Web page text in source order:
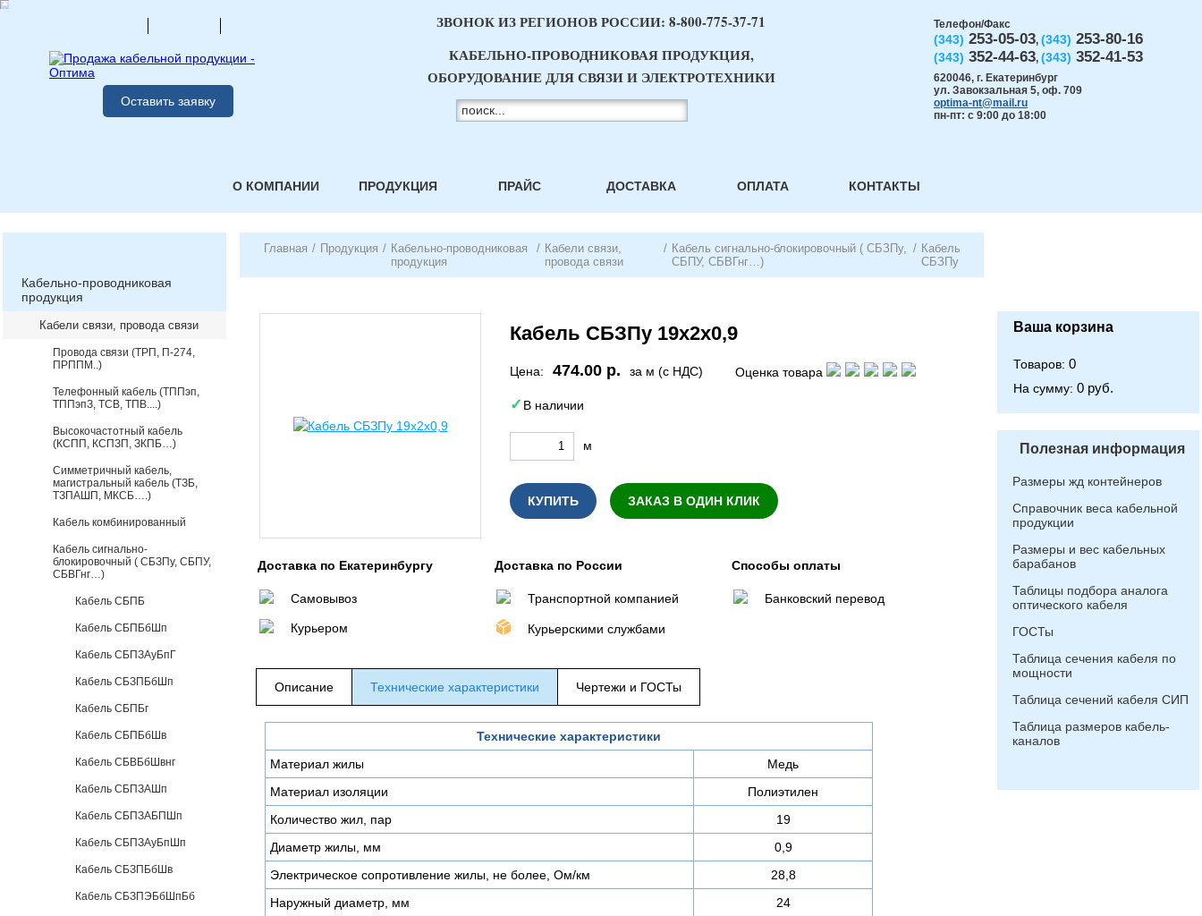
Оставить заявку
Телефон/Факс
(343) 253-05-03, (343) 253-80-16
(343) 352-44-63, (343) 352-41-53
620046, г. Екатеринбург
ул. Завокзальная 5, оф. 709
optima-nt@mail.ru
пн-пт: с 9:00 до 18:00
ЗВОНОК ИЗ РЕГИОНОВ РОССИИ: 8-800-775-37-71
КАБЕЛЬНО-ПРОВОДНИКОВАЯ ПРОДУКЦИЯ,
ОБОРУДОВАНИЕ ДЛЯ СВЯЗИ И ЭЛЕКТРОТЕХНИКИ
О КОМПАНИИ ПРОДУКЦИЯ ПРАЙС ДОСТАВКА ОПЛАТА КОНТАКТЫ
Кабельно-проводниковая
продукция
Кабели связи, провода связи
Провода связи (ТРП, П-274,
ПРППМ..)
Телефонный кабель (ТППэп,
ТППэпЗ, ТСВ, ТПВ....)
Высокочастотный кабель
(КСПП, КСПЗП, ЗКПБ…)
Симметричный кабель,
магистральный кабель (ТЗБ,
ТЗПАШП, МКСБ….)
Кабель комбинированный
Кабель сигнально-
блокировочный ( СБЗПу, СБПУ,
СБВГнг…)
Кабель СБПБ
Кабель СБПБбШп
Кабель СБПЗАуБпГ
Кабель СБЗПБбШп
Кабель СБПБг
Кабель СБПБбШв
Кабель СБВБбШвнг
Кабель СБПЗАШп
Кабель СБПЗАБПШп
Кабель СБПЗАуБпШп
Кабель СБЗПБбШв
Кабель СБЗПЭБбШпБб
Главная / Продукция / Кабельно-проводниковая
продукция
/ Кабели связи,
провода связи
/ Кабель сигнально-блокировочный ( СБЗПу,
СБПУ, СБВГнг…)
/ Кабель
СБЗПу
Кабель СБЗПу 19х2х0,9
Цена: 474.00 р. за м (с НДС) Оценка товара
В наличии
м
КУПИТЬ ЗАКАЗ В ОДИН КЛИК
Доставка по Екатеринбургу
Самовывоз
Курьером
Доставка по России
Транспортной компанией
Курьерскими службами
Способы оплаты
Банковский перевод
Описание Технические характеристики Чертежи и ГОСТы
Технические характеристики
Материал жилы
Медь
Материал изоляции
Полиэтилен
Количество жил, пар
19
Диаметр жилы, мм
0,9
Электрическое сопротивление жилы, не более, Ом/км
28,8
Наружный диаметр, мм
24
Ваша корзина
Товаров: 0
На сумму: 0 руб.
Полезная информация
Размеры жд контейнеров
Справочник веса кабельной
продукции
Размеры и вес кабельных
барабанов
Таблицы подбора аналога
оптического кабеля
ГОСТы
Таблица сечения кабеля по
мощности
Таблица сечений кабеля СИП
Таблица размеров кабель-
каналов